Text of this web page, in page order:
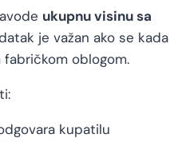
ukupnu visinu sa
je važan ako se kada
oblogom.
kupatilu